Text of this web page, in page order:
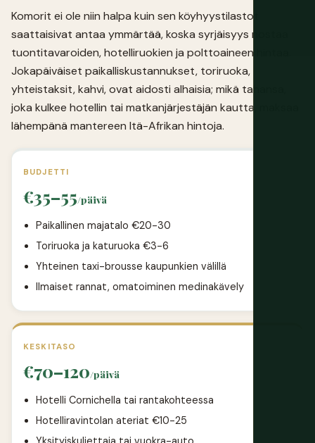
Komorit ei ole niin halpa kuin sen köyhyystilastot
saattaisivat antaa ymmärtää, koska syrjäisyys nostaa
tuontitavaroiden, hotelliruokien ja polttoaineen hintaa.
Jokapäiväiset paikalliskustannukset, toriruoka,
yhteistaksit, kahvi, ovat aidosti alhaisia; mikä tahansa,
joka kulkee hotellin tai matkanjärjestäjän kautta, maksaa
lähempänä mantereen Itä-Afrikan hintoja.
BUDJETTI
€35–55/päivä
Paikallinen majatalo €20-30
Toriruoka ja katuruoka €3-6
Yhteinen taxi-brousse kaupunkien välillä
Ilmaiset rannat, omatoiminen medinakävely
KESKITASO
€70–120/päivä
Hotelli Cornichella tai rantakohteessa
Hotelliravintolan ateriat €10-25